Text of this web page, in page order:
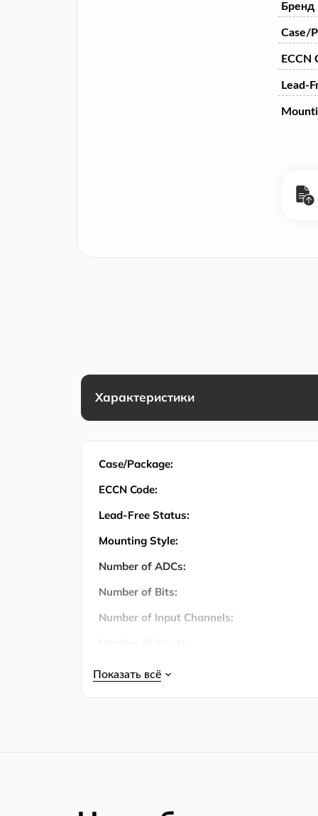
Бренд
Case/
ECCN
Lead-
Характеристики
Case/Package:
ECCN Code:
Lead-Free Status:
Mounting Style:
Number of ADCs:
Number of Bits:
Number of Input Channels:
Количество штифтов: